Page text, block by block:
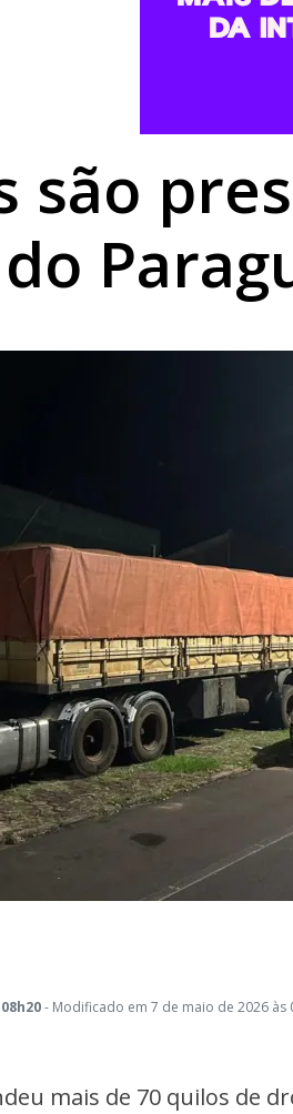
a fronteira: LG
são
- Modificado em 7 de maio de 2026 às
mais de 70 quilos de